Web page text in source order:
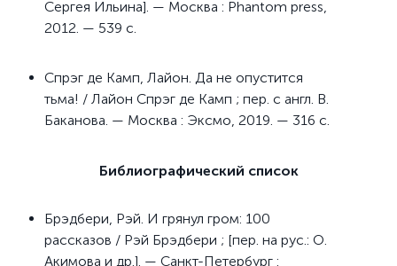
Сергея Ильина]. — Москва : Phantom press,
2012. — 539 с.
Спрэг де Камп, Лайон. Да не опустится
тьма! / Лайон Спрэг де Камп ; пер. с англ. В.
Баканова. — Москва : Эксмо, 2019. — 316 с.
Библиографический список
Брэдбери, Рэй. И грянул гром: 100
рассказов / Рэй Брэдбери ; [пер. на рус.: О.
Акимова и др.]. — Санкт-Петербург :